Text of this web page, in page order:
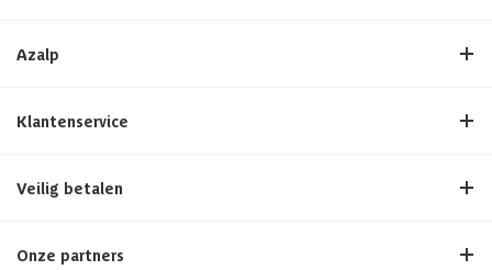
Azalp
Klantenservice
Veilig betalen
Onze partners